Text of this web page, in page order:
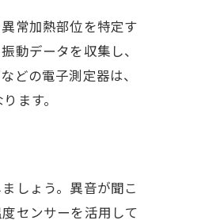
常加熱部位を特定す
動データを収集し、
どの電子測定器は、
ます。
しょう。異音が聞こ
センサーを活用して